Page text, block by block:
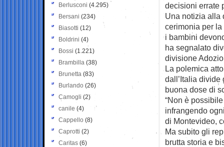
decisioni errate
Una notizia alla
cerimonia per
i bambini
ha segnalato
divisione
La polemica
dall’Italia
buona dose di
“Non è
infrangendo
di Montevideo,
Ma subito gli
brutta storia e
Berlusconi (4.295)
Bersani (234)
Biasotti (12)
Boldrini (4)
Bossi (1.221)
Brambilla (38)
Brunetta (83)
Burlando (26)
Camogli (2)
canile (4)
Cappello (8)
Caprotti (2)
Caritas (6)